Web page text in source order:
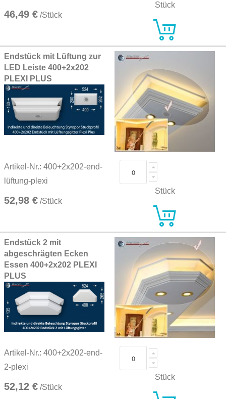
46,49 € /Stück
Stück
Endstück mit Lüftung zur
LED Leiste 400+2x202
PLEXI PLUS
Artikel-Nr.: 400+2x202-end-
lüftung-plexi
52,98 € /Stück
Stück
Endstück 2 mit
abgeschrägten Ecken
Essen 400+2x202 PLEXI
PLUS
Artikel-Nr.: 400+2x202-end-
2-plexi
52,12 € /Stück
Stück